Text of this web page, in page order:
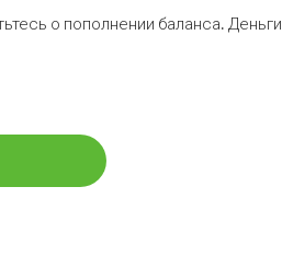
о пополнении баланса. Деньги